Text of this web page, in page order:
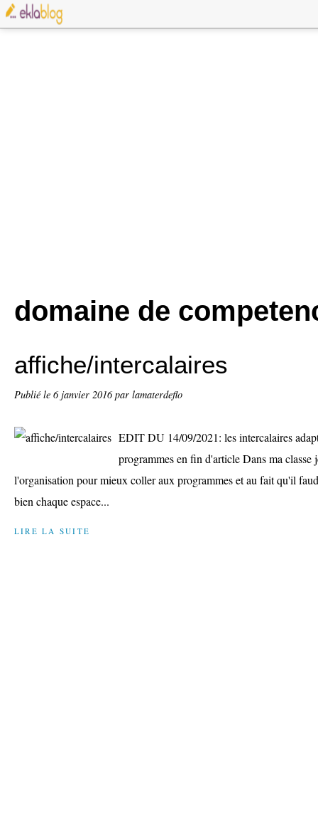
domaine de
affiche/intercalaires
Publié le 6 janvier 2016par lamaterdeflo
EDIT DU 14/09/2021: les intercalaires
programmes en fin d'article Dans ma classe
l'organisation pour mieux coller aux programmes et au fait qu'il
bien chaque espace...
LIRE LA SUITE